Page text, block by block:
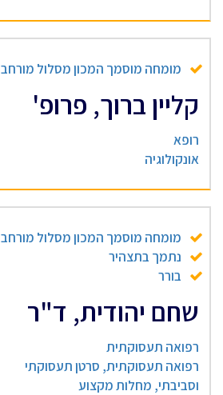
מומחה מוסמך המכון מסלול מורחב
קליין ברוך, פרופ'
רופא
אונקולוגיה
מומחה מוסמך המכון מסלול מורחב
נתמך בתצהיר
בורר
שחם יהודית, ד"ר
רפואה תעסוקתית
רפואה תעסוקתית, סרטן תעסוקתי
וסביבתי, מחלות מקצוע